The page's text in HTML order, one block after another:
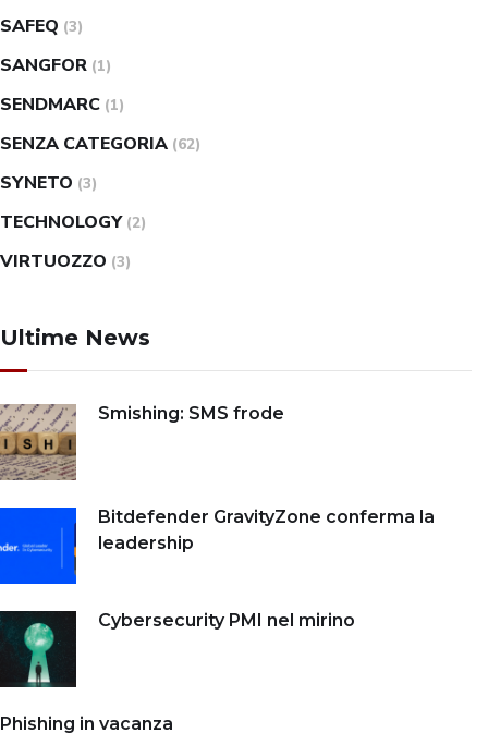
SAFEQ (3)
SANGFOR (1)
SENDMARC (1)
SENZA CATEGORIA (62)
SYNETO (3)
TECHNOLOGY (2)
VIRTUOZZO (3)
Ultime News
Smishing: SMS frode
Bitdefender GravityZone conferma la
leadership
Cybersecurity PMI nel mirino
Phishing in vacanza